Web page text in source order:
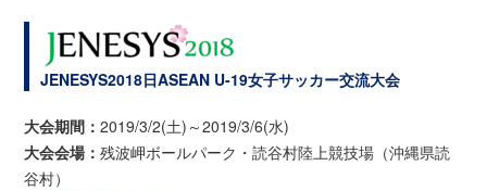
JENESYS2018日ASEAN U-19女子サッカー交流大会
大会期間：2019/3/2(土)～2019/3/6(水)
大会会場：残波岬ボールパーク・読谷村陸上競技場（沖縄県読
谷村）